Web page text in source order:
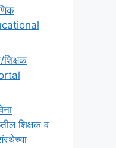
शिक्षक
शिक्षक व